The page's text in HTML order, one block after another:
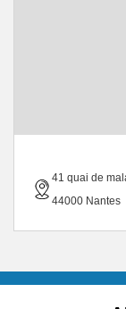
41 quai de
44000 Nantes